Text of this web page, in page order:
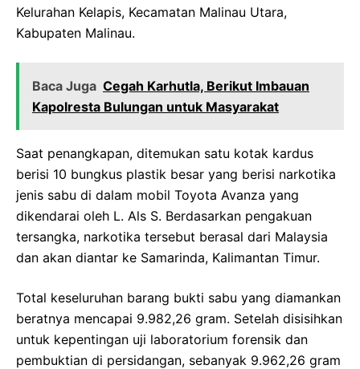
Kelurahan Kelapis, Kecamatan Malinau Utara,
Kabupaten Malinau.
Baca Juga Cegah Karhutla, Berikut Imbauan
Kapolresta Bulungan untuk Masyarakat
Saat penangkapan, ditemukan satu kotak kardus
berisi 10 bungkus plastik besar yang berisi narkotika
jenis sabu di dalam mobil Toyota Avanza yang
dikendarai oleh L. Als S. Berdasarkan pengakuan
tersangka, narkotika tersebut berasal dari Malaysia
dan akan diantar ke Samarinda, Kalimantan Timur.
Total keseluruhan barang bukti sabu yang diamankan
beratnya mencapai 9.982,26 gram. Setelah disisihkan
untuk kepentingan uji laboratorium forensik dan
pembuktian di persidangan, sebanyak 9.962,26 gram